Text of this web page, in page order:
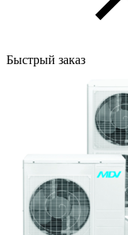
Быстрый заказ